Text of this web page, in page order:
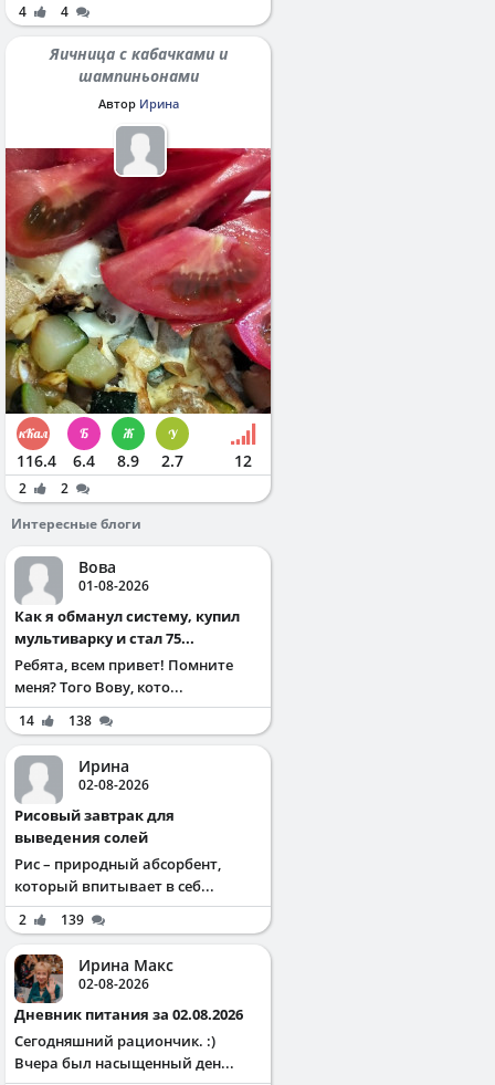
4 4
Яичница с кабачками и
шампиньонами
Автор Ирина
116.4 6.4 8.9 2.7 12
2
2
Интересные блоги
Вова
01-08-2026
Как я обманул систему, купил
мультиварку и стал 75...
Ребята, всем привет! Помните
меня? Того Вову, кото...
14 138
Ирина
02-08-2026
Рисовый завтрак для
выведения солей
Рис – природный абсорбент,
который впитывает в себ...
2 139
Ирина Макс
02-08-2026
Дневник питания за 02.08.2026
Сегодняшний рациончик. :)
Вчера был насыщенный ден...